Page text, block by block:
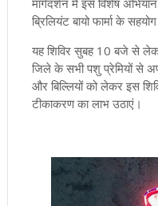
मार्गदर्शन में इस विशेष
ब्रिलियंट बायो फार्मा के
यह शिविर सुबह 10 बजे से
जिले के सभी पशु प्रेमियों से
और बिल्लियों को लेकर इस
टीकाकरण का लाभ उठाएं।